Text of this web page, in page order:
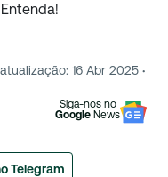
16 Abr 2025 ·
Siga-nos no
Google News
Telegram